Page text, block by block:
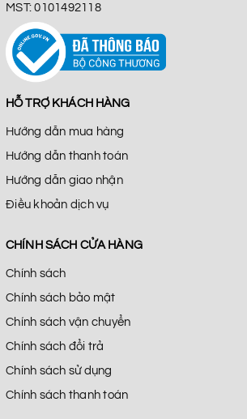
MST: 0101492118
HỖ TRỢ KHÁCH HÀNG
Hướng dẫn mua hàng
Hướng dẫn thanh toán
Hướng dẫn giao nhận
Điều khoản dịch vụ
CHÍNH SÁCH CỬA HÀNG
Chính sách
Chính sách bảo mật
Chính sách vận chuyển
Chính sách đổi trả
Chính sách sử dụng
Chính sách thanh toán